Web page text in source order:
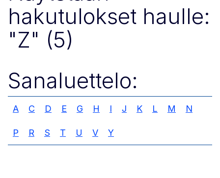
hakutulokset haulle:
"Z" (5)
Sanaluettelo:
A C D E G H I J K L M N
P R S T U V Y